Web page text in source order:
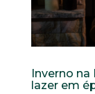
Inverno na
lazer em